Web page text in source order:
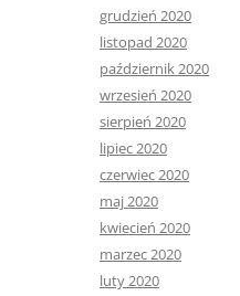
grudzień 2020
listopad 2020
październik 2020
wrzesień 2020
sierpień 2020
lipiec 2020
czerwiec 2020
maj 2020
kwiecień 2020
marzec 2020
luty 2020